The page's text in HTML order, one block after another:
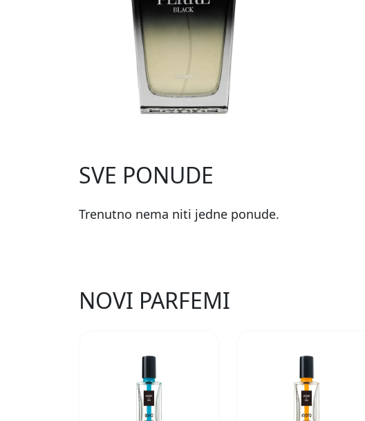
SVE PONUDE
Trenutno nema niti jedne ponude.
NOVI PARFEMI